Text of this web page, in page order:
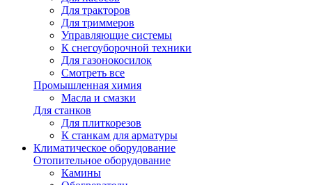
Для тракторов
Для триммеров
Управляющие системы
К снегоуборочной техники
Для газонокосилок
Смотреть все
Промышленная химия
Масла и смазки
Для станков
Для плиткорезов
К станкам для арматуры
Климатическое оборудование
Отопительное оборудование
Камины